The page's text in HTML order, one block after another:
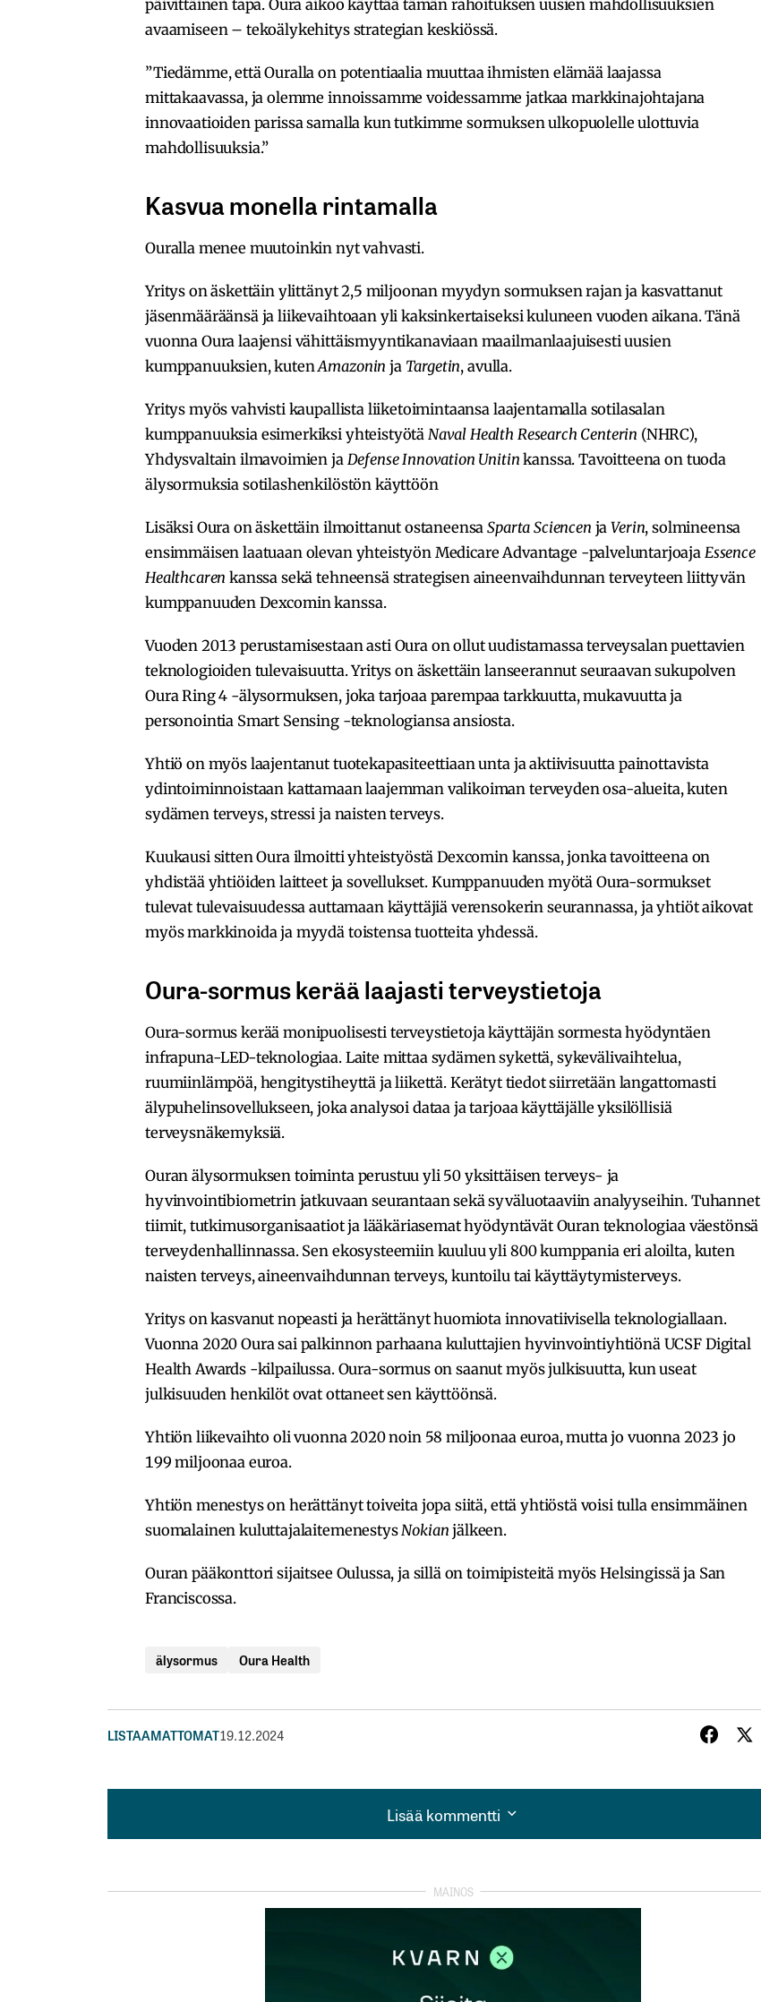
päivittäinen tapa. Oura aikoo käyttää tämän rahoituksen uusien mahdollisuuksien
avaamiseen – tekoälykehitys strategian keskiössä.
”Tiedämme, että Ouralla on potentiaalia muuttaa ihmisten elämää laajassa
mittakaavassa, ja olemme innoissamme voidessamme jatkaa markkinajohtajana
innovaatioiden parissa samalla kun tutkimme sormuksen ulkopuolelle ulottuvia
mahdollisuuksia.”
Kasvua monella rintamalla
Ouralla menee muutoinkin nyt vahvasti.
Yritys on äskettäin ylittänyt 2,5 miljoonan myydyn sormuksen rajan ja kasvattanut
jäsenmääräänsä ja liikevaihtoaan yli kaksinkertaiseksi kuluneen vuoden aikana. Tänä
vuonna Oura laajensi vähittäismyyntikanaviaan maailmanlaajuisesti uusien
kumppanuuksien, kutenAmazonin ja Targetin, avulla.
Yritys myös vahvisti kaupallista liiketoimintaansa laajentamalla sotilasalan
kumppanuuksia esimerkiksi yhteistyötä Naval Health Research Centerin (NHRC),
Yhdysvaltain ilmavoimien ja Defense Innovation Unitin kanssa. Tavoitteena on tuoda
älysormuksia sotilashenkilöstön käyttöön
Lisäksi Oura on äskettäin ilmoittanut ostaneensaSparta Sciencen jaVerin, solmineensa
ensimmäisen laatuaan olevan yhteistyön Medicare Advantage -palveluntarjoaja Essence
Healthcaren kanssa sekä tehneensä strategisen aineenvaihdunnan terveyteen liittyvän
kumppanuuden Dexcomin kanssa.
Vuoden 2013 perustamisestaan asti Oura on ollut uudistamassa terveysalan puettavien
teknologioiden tulevaisuutta. Yritys on äskettäin lanseerannut seuraavan sukupolven
Oura Ring 4 -älysormuksen, joka tarjoaa parempaa tarkkuutta, mukavuutta ja
personointia Smart Sensing -teknologiansa ansiosta.
Yhtiö on myös laajentanut tuotekapasiteettiaan unta ja aktiivisuutta painottavista
ydintoiminnoistaan kattamaan laajemman valikoiman terveyden osa-alueita, kuten
sydämen terveys, stressi ja naisten terveys.
Kuukausi sitten Oura ilmoitti yhteistyöstä Dexcomin kanssa, jonka tavoitteena on
yhdistää yhtiöiden laitteet ja sovellukset. Kumppanuuden myötä Oura-sormukset
tulevat tulevaisuudessa auttamaan käyttäjiä verensokerin seurannassa, ja yhtiöt aikovat
myös markkinoida ja myydä toistensa tuotteita yhdessä.
Oura-sormus kerää laajasti terveystietoja
Oura-sormus kerää monipuolisesti terveystietoja käyttäjän sormesta hyödyntäen
infrapuna-LED-teknologiaa. Laite mittaa sydämen sykettä, sykevälivaihtelua,
ruumiinlämpöä, hengitystiheyttä ja liikettä. Kerätyt tiedot siirretään langattomasti
älypuhelinsovellukseen, joka analysoi dataa ja tarjoaa käyttäjälle yksilöllisiä
terveysnäkemyksiä.
Ouran älysormuksen toiminta perustuu yli 50 yksittäisen terveys- ja
hyvinvointibiometrin jatkuvaan seurantaan sekä syväluotaaviin analyyseihin. Tuhannet
tiimit, tutkimusorganisaatiot ja lääkäriasemat hyödyntävät Ouran teknologiaa väestönsä
terveydenhallinnassa. Sen ekosysteemiin kuuluu yli 800 kumppania eri aloilta, kuten
naisten terveys, aineenvaihdunnan terveys, kuntoilu tai käyttäytymisterveys.
Yritys on kasvanut nopeasti ja herättänyt huomiota innovatiivisella teknologiallaan.
Vuonna 2020 Oura sai palkinnon parhaana kuluttajien hyvinvointiyhtiönä UCSF Digital
Health Awards -kilpailussa. Oura-sormus on saanut myös julkisuutta, kun useat
julkisuuden henkilöt ovat ottaneet sen käyttöönsä.
Yhtiön liikevaihto oli vuonna 2020 noin 58 miljoonaa euroa, mutta jo vuonna 2023 jo
199 miljoonaa euroa.
Yhtiön menestys on herättänyt toiveita jopa siitä, että yhtiöstä voisi tulla ensimmäinen
suomalainen kuluttajalaitemenestys Nokian jälkeen.
Ouran pääkonttori sijaitsee Oulussa, ja sillä on toimipisteitä myös Helsingissä ja San
Franciscossa.
älysormus Oura Health
LISTAAMATTOMAT19.12.2024
Lisää kommentti
Lisää kommentti